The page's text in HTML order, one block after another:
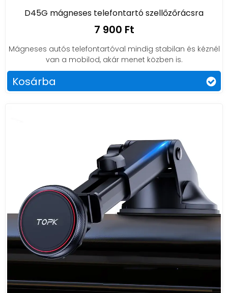
D45G mágneses telefontartó szellőzőrácsra
7 900 Ft
Mágneses autós telefontartóval mindig stabilan és kéznél
van a mobilod, akár menet közben is.
Kosárba